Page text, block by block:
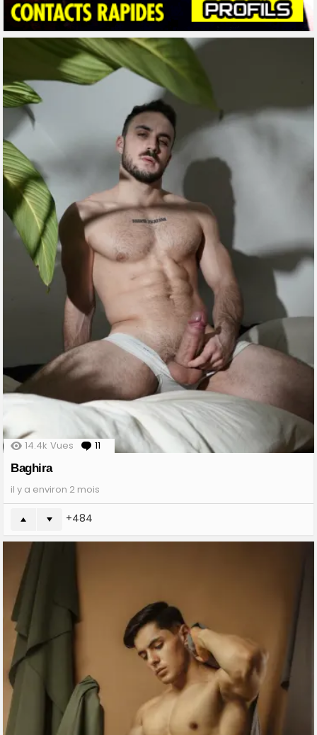
14.4k Vues 11
Comments
Baghira
il y a environ 2 mois
484